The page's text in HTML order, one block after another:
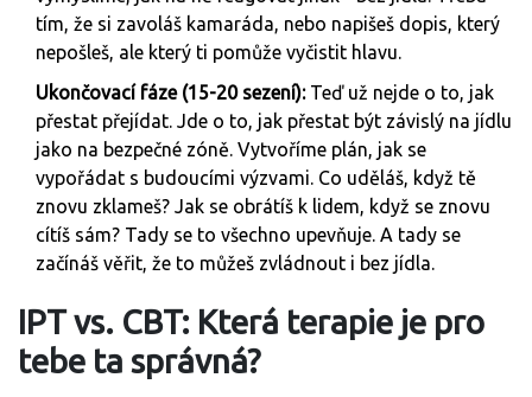
tím, že si zavoláš kamaráda, nebo napišeš dopis, který
nepošleš, ale který ti pomůže vyčistit hlavu.
Ukončovací fáze (15-20 sezení):Teď už nejde o to, jak
přestat přejídat. Jde o to, jak přestat být závislý na jídlu
jako na bezpečné zóně. Vytvoříme plán, jak se
vypořádat s budoucími výzvami. Co uděláš, když tě
znovu zklameš? Jak se obrátíš k lidem, když se znovu
cítíš sám? Tady se to všechno upevňuje. A tady se
začínáš věřit, že to můžeš zvládnout i bez jídla.
IPT vs. CBT: Která terapie je pro
tebe ta správná?